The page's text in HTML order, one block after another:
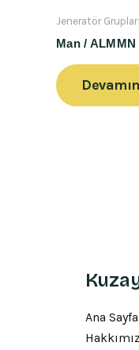
Jeneratör Grupları
Man / ALMMN
Ana Sayfa